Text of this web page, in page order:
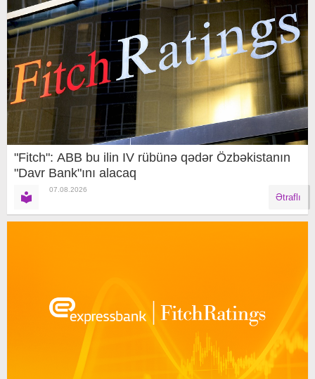
"Fitch": ABB bu ilin IV rübünə qədər Özbəkistanın
"Davr Bank"ını alacaq
07.08.2026
Ətraflı